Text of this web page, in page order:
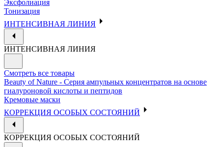
Эксфолиация
Тонизация
ИНТЕНСИВНАЯ ЛИНИЯ
ИНТЕНСИВНАЯ ЛИНИЯ
Смотреть все товары
Beauty of Nature - Серия ампульных концентратов на основе
гиалуроновой кислоты и пептидов
Кремовые маски
КОРРЕКЦИЯ ОСОБЫХ СОСТОЯНИЙ
КОРРЕКЦИЯ ОСОБЫХ СОСТОЯНИЙ